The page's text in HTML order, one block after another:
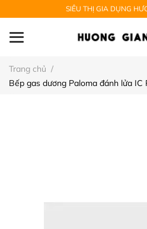
SIÊU THỊ GIA DỤNG
Trang chủ /
Bếp gas dương Paloma đánh lửa IC